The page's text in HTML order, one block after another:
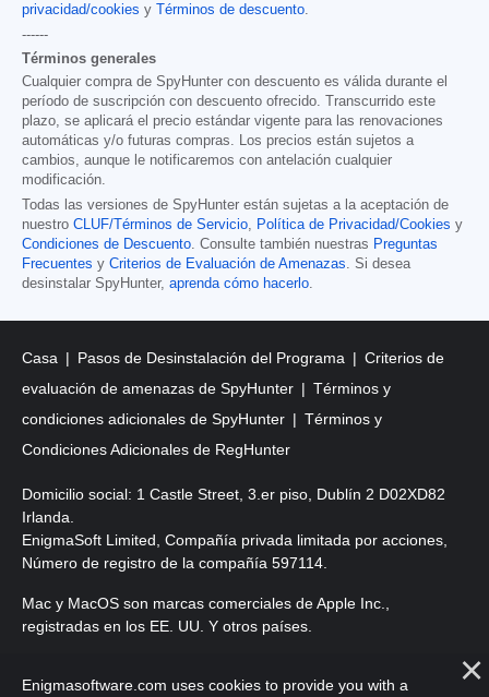
privacidad/cookies y Términos de descuento
------
Términos generales
Cualquier compra de SpyHunter con descuento es válida durante el
período de suscripción con descuento ofrecido. Transcurrido este
plazo, se aplicará el precio estándar vigente para las renovaciones
automáticas y/o futuras compras. Los precios están sujetos a
cambios, aunque le notificaremos con antelación cualquier
modificación.
Todas las versiones de SpyHunter están sujetas a la aceptación de
nuestro CLUF/Términos de Servicio Política de Privacidad/Cookies y
Condiciones de Descuento . Consulte también nuestras Preguntas
Frecuentes y Criterios de Evaluación de Amenazas . Si desea
desinstalar SpyHunter, aprenda cómo hacerlo
Casa Pasos de Desinstalación del Programa
Criterios de
evaluación de amenazas de SpyHunter
Términos y
condiciones adicionales de SpyHunter
Términos y
Condiciones Adicionales de RegHunter
Domicilio social: 1 Castle Street, 3.er piso, Dublín 2 D02XD82
Irlanda.
EnigmaSoft Limited, Compañía privada limitada por acciones,
Número de registro de la compañía 597114.
Mac y MacOS son marcas comerciales de Apple Inc.,
registradas en los EE. UU. Y otros países.
reservados.
Enigmasoftware.com uses cookies to provide you with a